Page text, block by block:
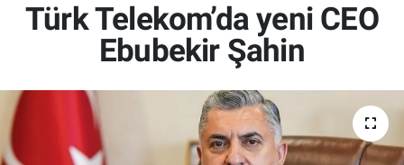
Türk Telekom’da yeni CEO
Ebubekir Şahin
EKONOMİ
SAĞLIK
Süper Lig Puan Durumu ve Fikstür
Tüm Manşetler
Son Dakika Haberleri